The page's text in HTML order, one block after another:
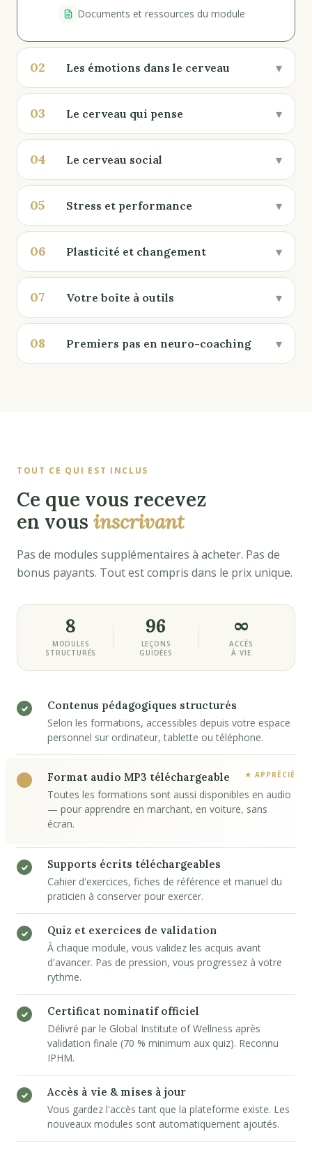
Documents et ressources du module
02 Les émotions dans le cerveau ▾
03 Le cerveau qui pense ▾
04 Le cerveau social ▾
05 Stress et performance ▾
06 Plasticité et changement ▾
07 Votre boîte à outils ▾
08 Premiers pas en neuro-coaching ▾
TOUT CE QUI EST INCLUS
Ce que vous recevez
en vous inscrivant
Pas de modules supplémentaires à acheter. Pas de
bonus payants. Tout est compris dans le prix unique.
8
MODULES
STRUCTURÉS
96
LEÇONS
GUIDÉES
∞
ACCÈS
À VIE
Contenus pédagogiques structurés
Selon les formations, accessibles depuis votre espace
personnel sur ordinateur, tablette ou téléphone.
Format audio MP3 téléchargeable
Toutes les formations sont aussi disponibles en audio
— pour apprendre en marchant, en voiture, sans
écran.
Supports écrits téléchargeables
Cahier d'exercices, fiches de référence et manuel du
praticien à conserver pour exercer.
Quiz et exercices de validation
À chaque module, vous validez les acquis avant
d'avancer. Pas de pression, vous progressez à votre
rythme.
Certificat nominatif officiel
Délivré par le Global Institute of Wellness après
validation finale (70 % minimum aux quiz). Reconnu
IPHM.
Accès à vie & mises à jour
Vous gardez l'accès tant que la plateforme existe. Les
nouveaux modules sont automatiquement ajoutés.